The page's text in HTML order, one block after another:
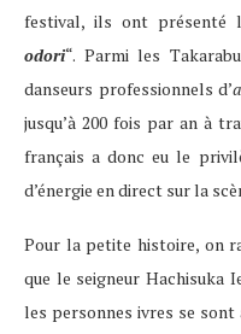
festival, ils ont présenté
odori“. Parmi les
danseurs professionnels d’
jusqu’à 200 fois par an à
français a donc eu le
d’énergie en direct sur la
Pour la petite histoire, on
que le seigneur Hachisuka
les personnes ivres se sont